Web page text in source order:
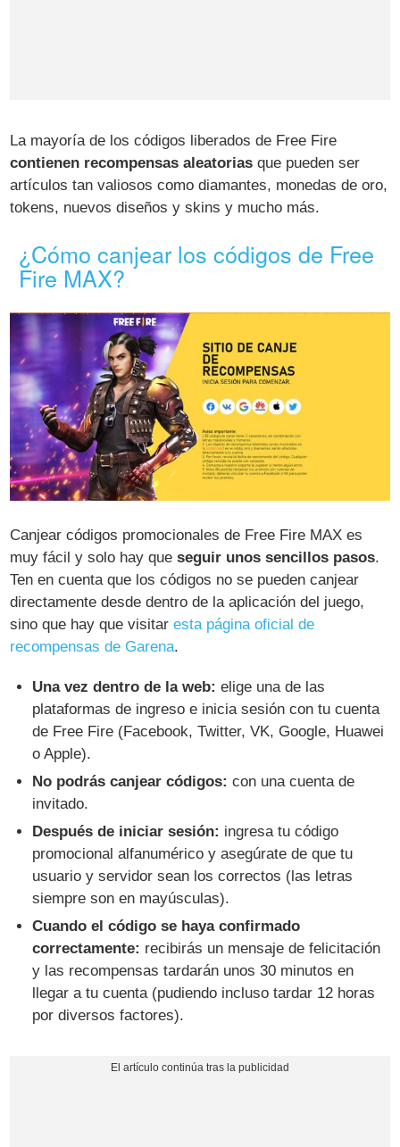
La mayoría de los códigos liberados de Free Fire
contienen recompensas aleatorias que pueden ser
artículos tan valiosos como diamantes, monedas de oro,
tokens, nuevos diseños y skins y mucho más.
¿Cómo canjear los códigos de Free
Fire MAX?
Canjear códigos promocionales de Free Fire MAX es
muy fácil y solo hay queseguir unos sencillos pasos.
Ten en cuenta que los códigos no se pueden canjear
directamente desde dentro de la aplicación del juego,
sino que hay que visitaresta página oficial de
recompensas de Garena.
Una vez dentro de la web: elige una de las
plataformas de ingreso e inicia sesión con tu cuenta
de Free Fire (Facebook, Twitter, VK, Google, Huawei
o Apple).
No podrás canjear códigos: con una cuenta de
invitado.
Después de iniciar sesión: ingresa tu código
promocional alfanumérico y asegúrate de que tu
usuario y servidor sean los correctos (las letras
siempre son en mayúsculas).
Cuando el código se haya confirmado
correctamente: recibirás un mensaje de felicitación
y las recompensas tardarán unos 30 minutos en
llegar a tu cuenta (pudiendo incluso tardar 12 horas
por diversos factores).